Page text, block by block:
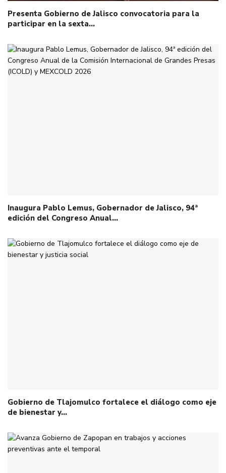
Presenta Gobierno de Jalisco convocatoria para la
participar en la sexta…
Inaugura Pablo Lemus, Gobernador de Jalisco, 94ª
edición del Congreso Anual…
Gobierno de Tlajomulco fortalece el diálogo como eje
de bienestar y…